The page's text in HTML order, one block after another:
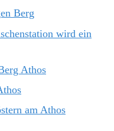
Berg
wird ein
Athos
am Athos